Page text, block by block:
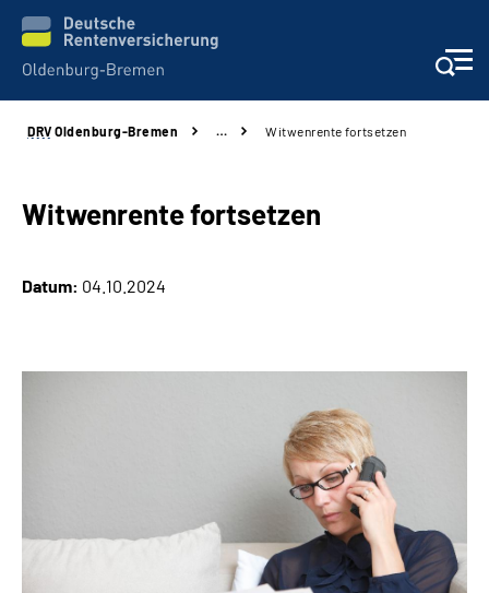
Services
Beratung und Kontakt
Inhalte in Gebärdensprache (DGS)
DRV Oldenburg-Bremen … Witwenrente fortsetzen
Witwenrente fortsetzen
Datum: 04.10.2024